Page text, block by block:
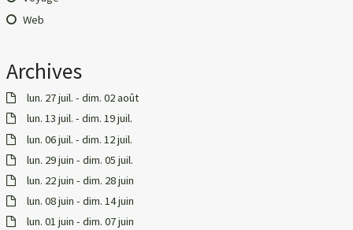
Web
Archives
lun. 27 juil. - dim. 02 août
lun. 13 juil. - dim. 19 juil.
lun. 06 juil. - dim. 12 juil.
lun. 29 juin - dim. 05 juil.
lun. 22 juin - dim. 28 juin
lun. 08 juin - dim. 14 juin
lun. 01 juin - dim. 07 juin